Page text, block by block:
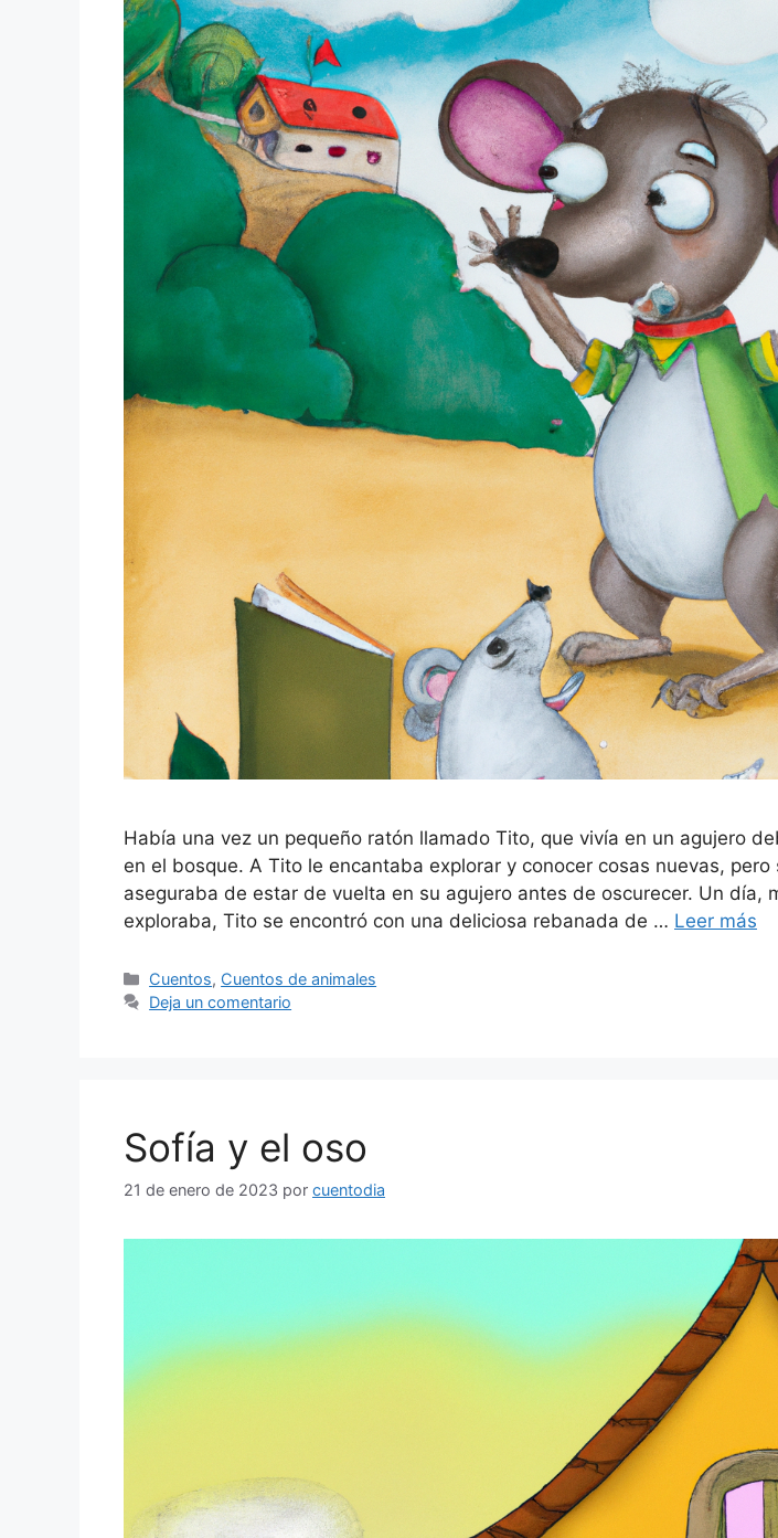
Había una vez un pequeño ratón llamado Tito, que vivía en un agujero
en el bosque. A Tito le encantaba explorar y conocer cosas nuevas, pero
aseguraba de estar de vuelta en su agujero antes de oscurecer. Un día,
exploraba, Tito se encontró con una deliciosa rebanada de … Leer más
Categorías
Cuentos, Cuentos de animales
Deja un comentario
Sofía y el oso
21 de enero de 2023 por cuentodia